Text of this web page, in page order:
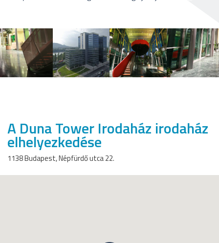
A Duna Tower Irodaház irodaház
elhelyezkedése
1138 Budapest, Népfürdő utca 22.